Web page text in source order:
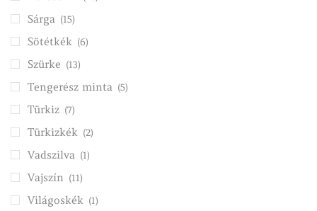
Sárga (15)
Sötétkék (6)
Szürke (13)
Tengerész minta (5)
Türkiz (7)
Türkizkék (2)
Vadszilva (1)
Vajszín (11)
Világoskék (1)